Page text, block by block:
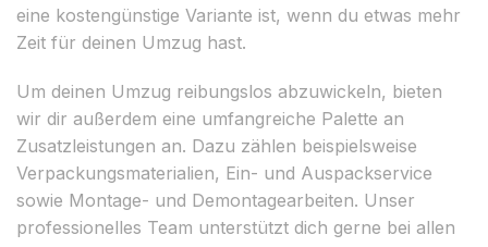
eine kostengünstige Variante ist, wenn du etwas mehr
Zeit für deinen Umzug hast.
Um deinen Umzug reibungslos abzuwickeln, bieten
wir dir außerdem eine umfangreiche Palette an
Zusatzleistungen an. Dazu zählen beispielsweise
Verpackungsmaterialien, Ein- und Auspackservice
sowie Montage- und Demontagearbeiten. Unser
professionelles Team unterstützt dich gerne bei allen